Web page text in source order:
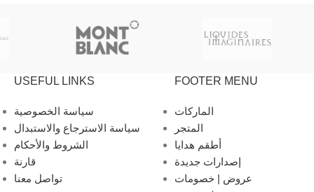
USEFUL LINKS
سياسة الخصوصية
سياسة الاسترجاع والاستبدال
الشروط والأحكام
قارنة
تواصل معنا
FOOTER MENU
الماركات
المتجر
أطقم هدايا
إصدارات جديدة
عروض | خصومات